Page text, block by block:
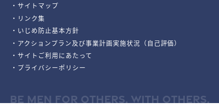
・サイトマップ
・リンク集
・いじめ防止基本方針
・アクションプラン及び事業計画実施状況（自己評価）
・サイトご利用にあたって
・プライバシーポリシー
BE MEN FOR OTHERS, WITH OTHERS.